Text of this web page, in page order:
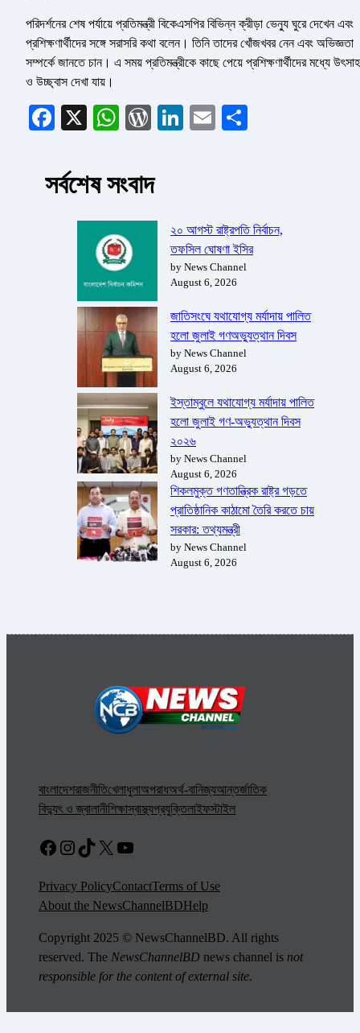
পরিদর্শনের শেষ পর্যায়ে প্রতিমন্ত্রী বিকেএসপির বিভিন্ন ক্রীড়া ভেন্যু ঘুরে দেখেন এবং
প্রশিক্ষণার্থীদের সঙ্গে সরাসরি কথা বলেন। তিনি তাদের খোঁজখবর নেন এবং অভিজ্ঞতা
সম্পর্কে জানতে চান। এ সময় প্রতিমন্ত্রীকে কাছে পেয়ে প্রশিক্ষণার্থীদের মধ্যে উৎসাহ
ও উচ্ছ্বাস দেখা যায়।
Facebook
X WhatsApp
WordPress
LinkedIn
Email
সর্বশেষ সংবাদ
২০ আগস্ট রাষ্ট্রপতি নির্বাচন,
তফসিল ঘোষণা ইসির
by News Channel
August 6, 2026
জাতিসংঘে যথাযোগ্য মর্যাদায় পালিত
হলো জুলাই গণঅভ্যুত্থান দিবস
by News Channel
August 6, 2026
ইস্তাম্বুলে যথাযোগ্য মর্যাদায় পালিত
হলো জুলাই গণ-অভ্যুত্থান দিবস
২০২৬
by News Channel
August 6, 2026
শিকলমুক্ত গণতান্ত্রিক রাষ্ট্র গড়তে
প্রাতিষ্ঠানিক কাঠামো তৈরি করতে চায়
সরকার: তথ্যমন্ত্রী
by News Channel
August 6, 2026
বাংলাদেশরাজনীতিখেলাধুলাঅপরাধঅর্থ-বানিজ্যআন্তর্জাতিক
বিদ্যুৎ ও জ্বালানীশিক্ষাস্বাস্থ্যপ্রযুক্তিলাইফস্টাইল
Facebook
Instagram
TikTok
X YouTube
Privacy PolicyContactTerms of Use
About the NewsChannelBDHelp
Copyright 2025 © NewsChannelBD. All rights
reserved. The NewsChannelBD news channel is not
responsible for the content of external site.